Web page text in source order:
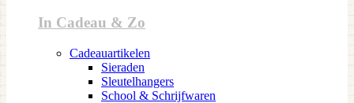
In Cadeau & Zo
Cadeauartikelen
Sieraden
Sleutelhangers
School & Schrijfwaren